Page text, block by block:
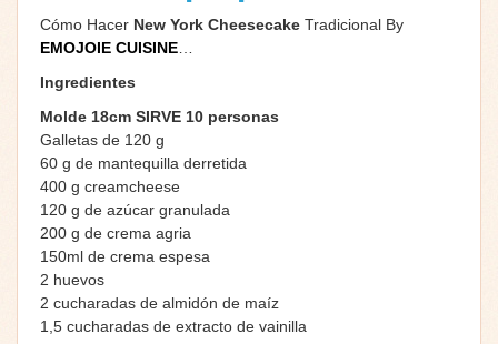
Cómo Hacer New York Cheesecake Tradicional By
EMOJOIE CUISINE
Ingredientes
Molde 18cm SIRVE 10 personas
Galletas de 120 g
60 g de mantequilla derretida
400 g creamcheese
120 g de azúcar granulada
200 g de crema agria
150ml de crema espesa
2 huevos
2 cucharadas de almidón de maíz
1,5 cucharadas de extracto de vainilla